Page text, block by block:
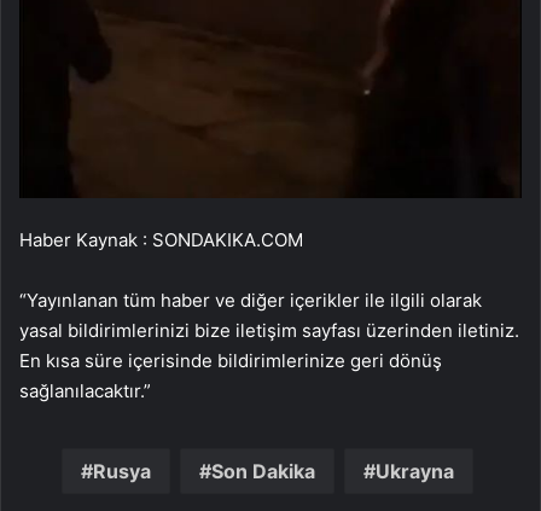
Haber Kaynak : SONDAKIKA.COM
“Yayınlanan tüm haber ve diğer içerikler ile ilgili olarak
yasal bildirimlerinizi bize iletişim sayfası üzerinden iletiniz.
En kısa süre içerisinde bildirimlerinize geri dönüş
sağlanılacaktır.”
Rusya Son Dakika Ukrayna